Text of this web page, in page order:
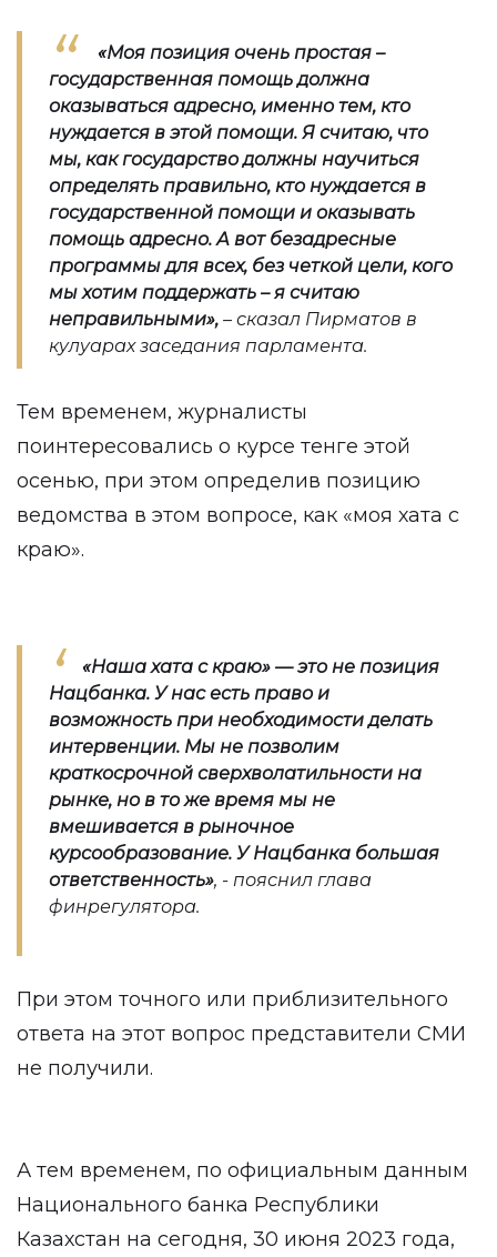
«Моя позиция очень простая –
государственная помощь должна
оказываться адресно, именно тем, кто
нуждается в этой помощи. Я считаю, что
мы, как государство должны научиться
определять правильно, кто нуждается в
государственной помощи и оказывать
помощь адресно. А вот безадресные
программы для всех, без четкой цели, кого
мы хотим поддержать – я считаю
неправильными», – сказал Пирматов в
кулуарах заседания парламента.
Тем временем, журналисты
поинтересовались о курсе тенге этой
осенью, при этом определив позицию
ведомства в этом вопросе, как «моя хата с
краю».
«Наша хата с краю» — это не позиция
Нацбанка. У нас есть право и
возможность при необходимости делать
интервенции. Мы не позволим
краткосрочной сверхволатильности на
рынке, но в то же время мы не
вмешивается в рыночное
курсообразование. У Нацбанка большая
ответственность», - пояснил глава
финрегулятора.
При этом точного или приблизительного
ответа на этот вопрос представители СМИ
не получили.
А тем временем, по официальным данным
Национального банка Республики
Казахстан на сегодня, 30 июня 2023 года,